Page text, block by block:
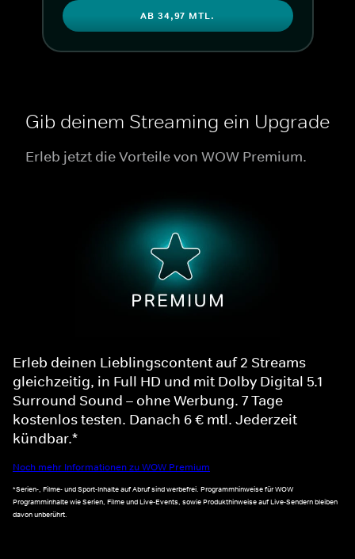
AB 34,97 MTL.
Gib deinem Streaming ein Upgrade
Erleb jetzt die Vorteile von WOW Premium.
Erleb deinen Lieblingscontent auf 2 Streams
gleichzeitig, in Full HD und mit Dolby Digital 5.1
Surround Sound – ohne Werbung. 7 Tage
kostenlos testen. Danach 6 € mtl. Jederzeit
kündbar.*
Noch mehr Informationen zu WOW Premium
*Serien-, Filme- und Sport-Inhalte auf Abruf sind werbefrei. Programmhinweise für WOW
Programminhalte wie Serien, Filme und Live-Events, sowie Produkthinweise auf Live-Sendern bleiben
davon unberührt.